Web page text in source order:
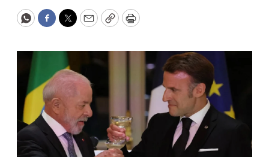
WhatsApp
Facebook
Twitter
EmailCopyPrint